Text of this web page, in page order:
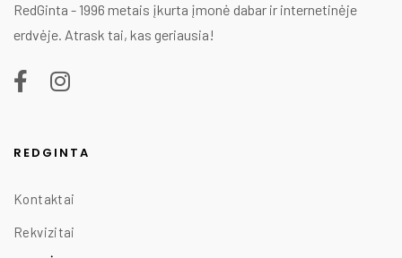
RedGinta - 1996 metais įkurta įmonė dabar ir internetinėje
erdvėje. Atrask tai, kas geriausia!
REDGINTA
Kontaktai
Rekvizitai